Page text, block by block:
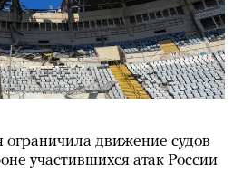
движение судов
участившихся атак России